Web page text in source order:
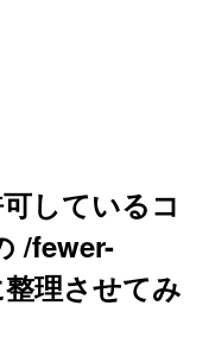
しているコ
/fewer-
理させてみ